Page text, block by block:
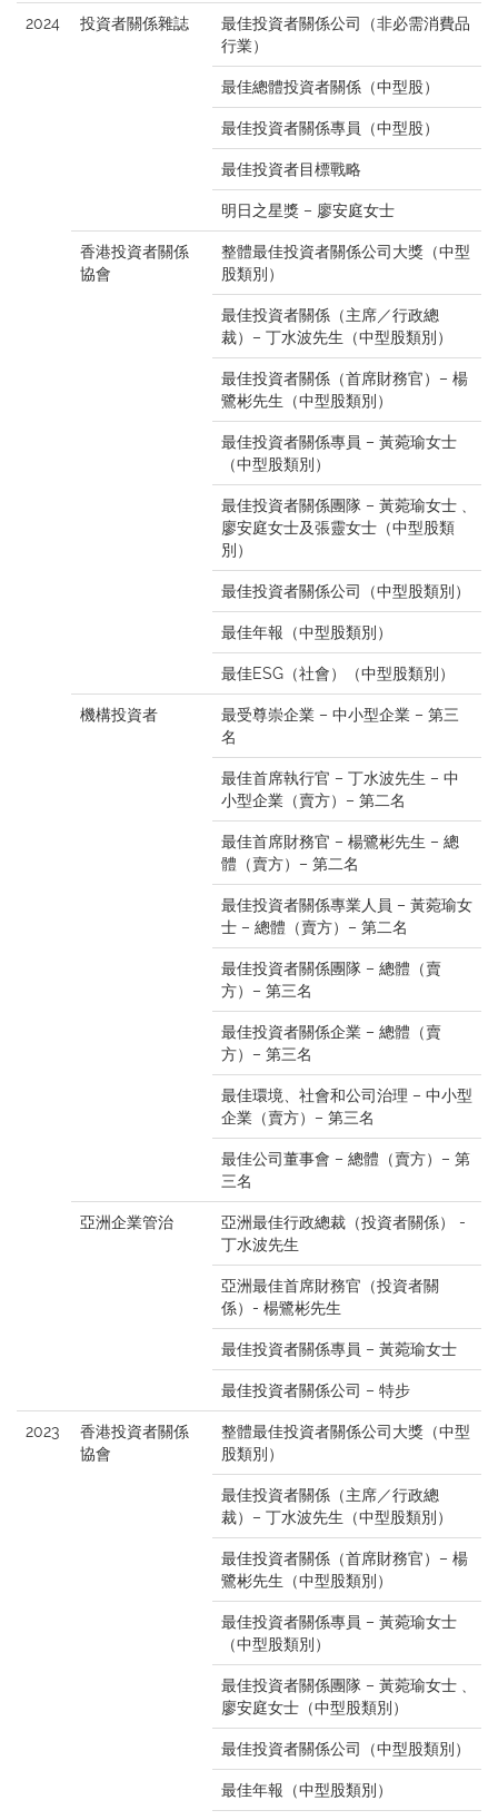
2024 投資者關係雜誌
最佳投資者關係公司（非必需消費品
行業）
最佳總體投資者關係（中型股）
最佳投資者關係專員（中型股）
最佳投資者目標戰略
明日之星獎 – 廖安庭女士
香港投資者關係
協會
整體最佳投資者關係公司大獎（中型
股類別）
最佳投資者關係（主席／行政總
裁）– 丁水波先生（中型股類別）
最佳投資者關係（首席財務官）– 楊
鷺彬先生（中型股類別）
最佳投資者關係專員 – 黃菀瑜女士
（中型股類別）
最佳投資者關係團隊 – 黃菀瑜女士﹑
廖安庭女士及張靈女士（中型股類
別）
最佳投資者關係公司（中型股類別）
最佳年報（中型股類別）
最佳ESG（社會）（中型股類別）
機構投資者
最受尊崇企業 – 中小型企業 – 第三
名
最佳首席執行官 – 丁水波先生 – 中
小型企業（賣方）– 第二名
最佳首席財務官 – 楊鷺彬先生 – 總
體（賣方）– 第二名
最佳投資者關係專業人員 – 黃菀瑜女
士 – 總體（賣方）– 第二名
最佳投資者關係團隊 – 總體（賣
方）– 第三名
最佳投資者關係企業 – 總體（賣
方）– 第三名
最佳環境、社會和公司治理 – 中小型
企業（賣方）– 第三名
最佳公司董事會 – 總體（賣方）– 第
三名
亞洲企業管治
亞洲最佳行政總裁（投資者關係） -
丁水波先生
亞洲最佳首席財務官（投資者關
係）- 楊鷺彬先生
最佳投資者關係專員 – 黃菀瑜女士
最佳投資者關係公司 – 特步
2023
香港投資者關係
協會
整體最佳投資者關係公司大獎（中型
股類別）
最佳投資者關係（主席／行政總
裁）– 丁水波先生（中型股類別）
最佳投資者關係（首席財務官）– 楊
鷺彬先生（中型股類別）
最佳投資者關係專員 – 黃菀瑜女士
（中型股類別）
最佳投資者關係團隊 – 黃菀瑜女士﹑
廖安庭女士（中型股類別）
最佳投資者關係公司（中型股類別）
最佳年報（中型股類別）